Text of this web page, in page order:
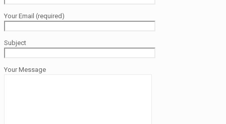
Your Email (required)
Subject
Your Message